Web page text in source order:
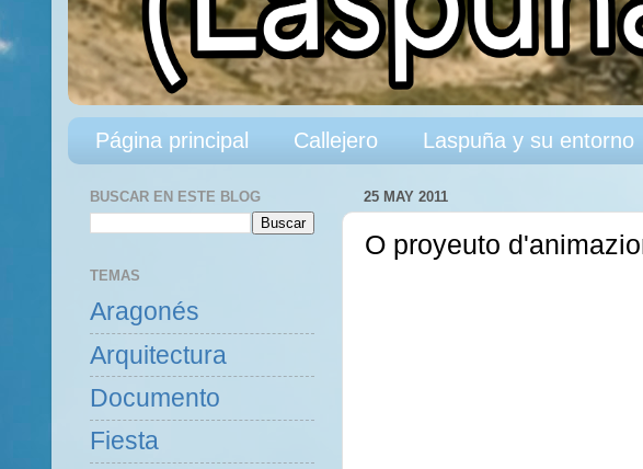
Página principal Callejero Laspuña y su entorno
25 MAY 2011
O proyeuto
BUSCAR EN ESTE BLOG
TEMAS
Aragonés
Arquitectura
Documento
Fiesta